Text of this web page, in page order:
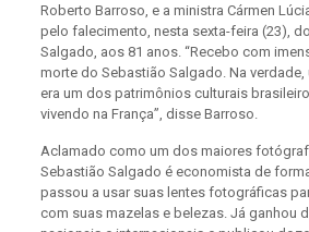
Roberto Barroso, e a ministra Cármen
pelo falecimento, nesta sexta-feira (23),
Salgado, aos 81 anos. “Recebo com
morte do Sebastião Salgado. Na verdade,
era um dos patrimônios culturais
vivendo na França”, disse Barroso.
Aclamado como um dos maiores
Sebastião Salgado é economista de
passou a usar suas lentes fotográficas
com suas mazelas e belezas. Já ganhou